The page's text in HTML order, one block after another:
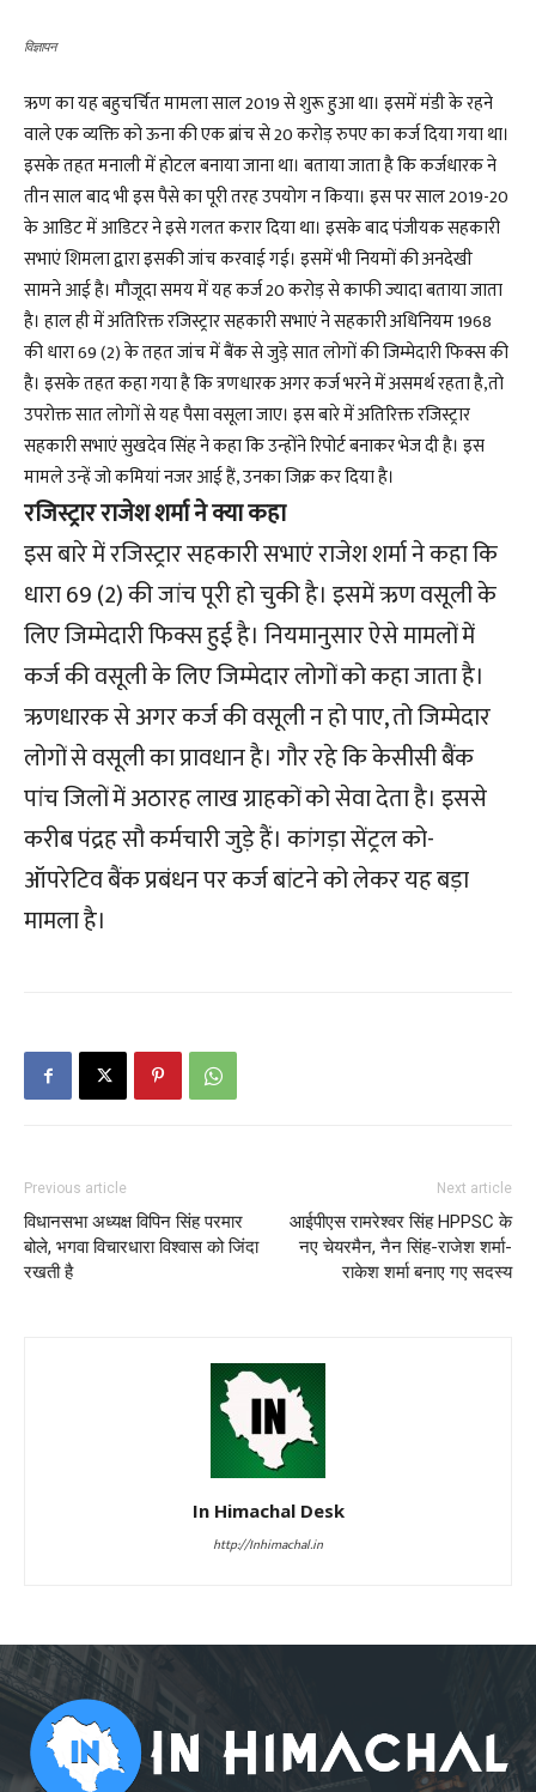
विज्ञापन
ऋण का यह बहुचर्चित मामला साल 2019 से शुरू हुआ था। इसमें मंडी के रहने
वाले एक व्यक्ति को ऊना की एक ब्रांच से 20 करोड़ रुपए का कर्ज दिया गया था।
इसके तहत मनाली में होटल बनाया जाना था। बताया जाता है कि कर्जधारक ने
तीन साल बाद भी इस पैसे का पूरी तरह उपयोग न किया। इस पर साल 2019-20
के आडिट में आडिटर ने इसे गलत करार दिया था। इसके बाद पंजीयक सहकारी
सभाएं शिमला द्वारा इसकी जांच करवाई गई। इसमें भी नियमों की अनदेखी
सामने आई है। मौजूदा समय में यह कर्ज 20 करोड़ से काफी ज्यादा बताया जाता
है। हाल ही में अतिरिक्त रजिस्ट्रार सहकारी सभाएं ने सहकारी अधिनियम 1968
की धारा 69 (2) के तहत जांच में बैंक से जुड़े सात लोगों की जिम्मेदारी फिक्स की
है। इसके तहत कहा गया है कि त्रणधारक अगर कर्ज भरने में असमर्थ रहता है,तो
उपरोक्त सात लोगों से यह पैसा वसूला जाए। इस बारे में अतिरिक्त रजिस्ट्रार
सहकारी सभाएं सुखदेव सिंह ने कहा कि उन्होंने रिपोर्ट बनाकर भेज दी है। इस
मामले उन्हें जो कमियां नजर आई हैं, उनका जिक्र कर दिया है।
रजिस्ट्रार राजेश शर्मा ने क्या कहा
इस बारे में रजिस्ट्रार सहकारी सभाएं राजेश शर्मा ने कहा कि
धारा 69 (2) की जांच पूरी हो चुकी है। इसमें ऋण वसूली के
लिए जिम्मेदारी फिक्स हुई है। नियमानुसार ऐसे मामलों में
कर्ज की वसूली के लिए जिम्मेदार लोगों को कहा जाता है।
ऋणधारक से अगर कर्ज की वसूली न हो पाए, तो जिम्मेदार
लोगों से वसूली का प्रावधान है। गौर रहे कि केसीसी बैंक
पांच जिलों में अठारह लाख ग्राहकों को सेवा देता है। इससे
करीब पंद्रह सौ कर्मचारी जुड़े हैं। कांगड़ा सेंट्रल को-
ऑपरेटिव बैंक प्रबंधन पर कर्ज बांटने को लेकर यह बड़ा
मामला है।
Previous article
विधानसभा अध्यक्ष विपिन सिंह परमार
बोले, भगवा विचारधारा विश्वास को जिंदा
रखती है
Next article
आईपीएस रामरेश्वर सिंह HPPSC के
नए चेयरमैन, नैन सिंह-राजेश शर्मा-
राकेश शर्मा बनाए गए सदस्य
In Himachal Desk
http://Inhimachal.in